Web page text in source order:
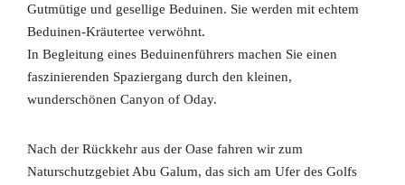
Gutmütige und gesellige Beduinen. Sie werden mit echtem
Beduinen-Kräutertee verwöhnt.
In Begleitung eines Beduinenführers machen Sie einen
faszinierenden Spaziergang durch den kleinen,
wunderschönen Canyon of Oday.
Nach der Rückkehr aus der Oase fahren wir zum
Naturschutzgebiet Abu Galum, das sich am Ufer des Golfs